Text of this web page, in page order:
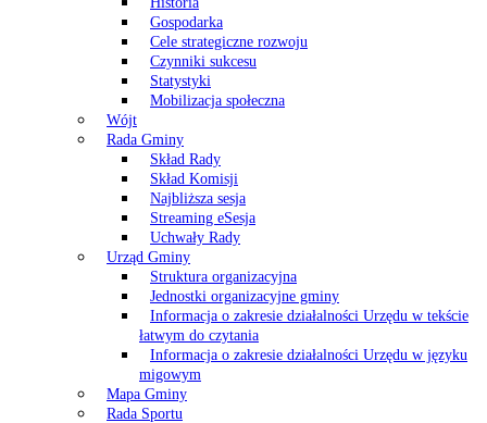
Gospodarka
Cele strategiczne rozwoju
Czynniki sukcesu
Statystyki
Mobilizacja społeczna
Wójt
Rada Gminy
Skład Rady
Skład Komisji
Najbliższa sesja
Streaming eSesja
Uchwały Rady
Urząd Gminy
Struktura organizacyjna
Jednostki organizacyjne gminy
Informacja o zakresie działalności Urzędu w tekście
łatwym do czytania
Informacja o zakresie działalności Urzędu w języku
migowym
Mapa Gminy
Rada Sportu